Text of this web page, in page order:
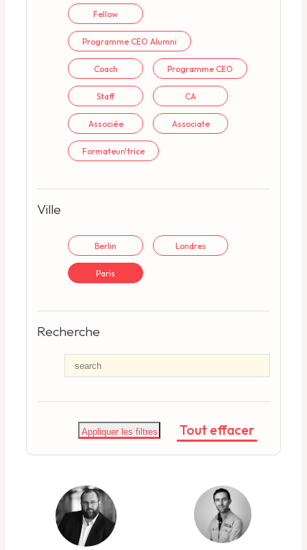
Fellow
Programme CEO Alumni
Coach Programme CEO
Staff CA
Associé·e Associate
Formateur/trice
Ville
Berlin Londres
Paris
Recherche
Appliquer les filtres Tout effacer